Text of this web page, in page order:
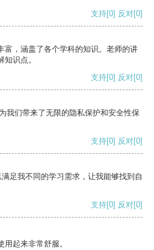
支持[0] 反对[0]
富，涵盖了各个学科的知识。老师的讲
识点。
支持[0] 反对[0]
我们带来了无限的隐私保护和安全性保
支持[0] 反对[0]
足我不同的学习需求，让我能够找到自
支持[0] 反对[0]
起来非常舒服。